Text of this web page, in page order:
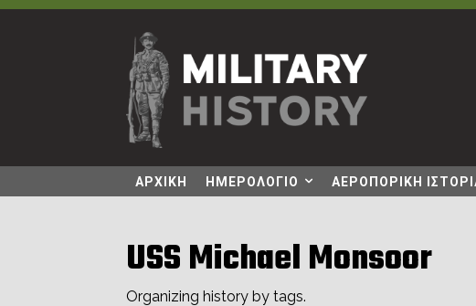
ΑΡΧΙΚΗ ΗΜΕΡΟΛΟΓΙΟ ΑΕΡΟΠΟΡΙΚΗ
USS Michael Monsoor
Organizing history by tags.